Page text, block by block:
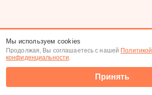
Мы используем cookies
Продолжая, Вы соглашаетесь с нашей Политикой
конфиденциальности.
Принять